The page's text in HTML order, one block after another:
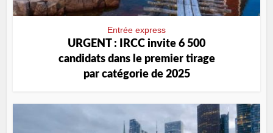
Entrée express
URGENT : IRCC invite 6 500
candidats dans le premier tirage
par catégorie de 2025